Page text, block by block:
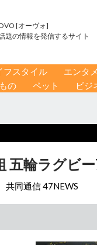
[オーヴォ]
題の情報を発信するサイト
フスタイル エンタメ
の ペット ビジ
五輪ラグビー
共同通信 47NEWS